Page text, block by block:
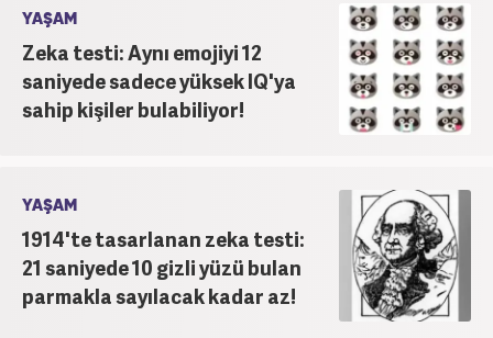
YAŞAM
Zeka testi: Aynı emojiyi 12
saniyede sadece yüksek IQ'ya
sahip kişiler bulabiliyor!
YAŞAM
1914'te tasarlanan zeka testi:
21 saniyede 10 gizli yüzü bulan
parmakla sayılacak kadar az!